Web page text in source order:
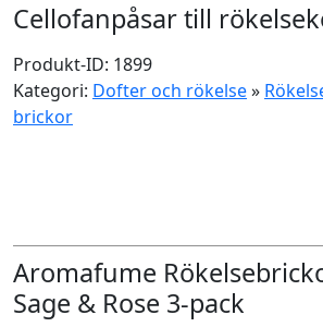
Cellofanpåsar till
Produkt-ID: 1899
Kategori: Dofter och rökelse»
brickor
Aromafume
Sage & Rose 3-pack